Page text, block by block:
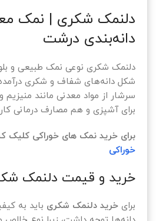
دلنمک شکری | نمک
دانه‌بندی درشت
دلنمک شکری نوعی نمک طبیعی و
شکل دانه‌های شفاف و شکری
سرشار از مواد معدنی مانند
برای آشپزی و هم مصارف درمانی
برای خرید نمک های خوراکی کلیک
خوراکی
خرید و قیمت دلنمک
برای خرید دلنمک شکری باید به